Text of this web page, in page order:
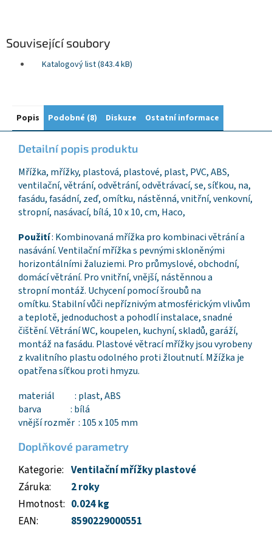
Související soubory
Katalogový list (843.4 kB)
Popis Podobné (8) Diskuze Ostatní informace
Detailní popis produktu
Mřížka, mřížky, plastová, plastové, plast, PVC, ABS,
ventilační, větrání, odvětrání, odvětrávací, se, síťkou, na,
fasádu, fasádní, zeď, omítku, nástěnná, vnitřní, venkovní,
stropní, nasávací, bílá, 10 x 10, cm, Haco,
Použití: Kombinovaná mřížka pro kombinaci větrání a
nasávání. Ventilační mřížka s pevnými skloněnými
horizontálními žaluziemi. Pro průmyslové, obchodní,
domácí větrání. Pro vnitřní, vnější, nástěnnou a
stropní montáž. Uchycení pomocí šroubů na
omítku. Stabilní vůči nepříznivým atmosférickým vlivům
a teplotě, jednoduchost a pohodlí instalace, snadné
čištění. Větrání WC, koupelen, kuchyní, skladů, garáží,
montáž na fasádu. Plastové větrací mřížky jsou vyrobeny
z kvalitního plastu odolného proti žloutnutí. Mžížka je
opatřena síťkou proti hmyzu.
materiál : plast, ABS
barva : bílá
vnější rozměr : 105 x 105 mm
Doplňkové parametry
Kategorie: Ventilační mřížky plastové
Záruka:
2 roky
Hmotnost: 0.024 kg
EAN: 8590229000551